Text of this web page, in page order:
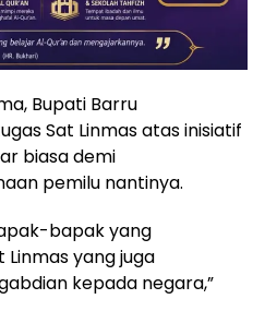
Bupati Barru
Sat Linmas atas inisiatif
biasa demi
pemilu nantinya.
bapak yang
yang juga
kepada negara,”